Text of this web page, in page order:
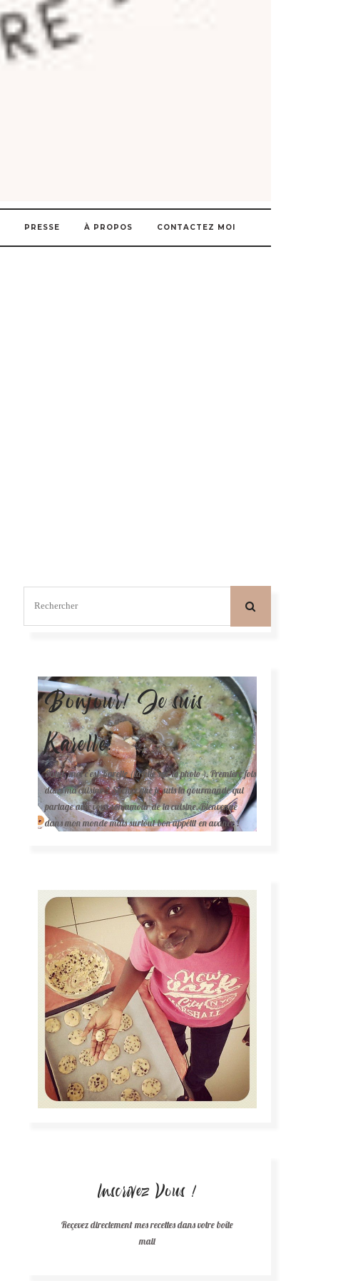
PRESSE À PROPOS CONTACTEZ MOI
Bonjour! Je suis
Karelle.
Salut, moi c'est Karelle (la fille sur la photo ). Première fois
dans ma cuisine ? Sachez que je suis la gourmande qui
partage avec vous son amour de la cuisine. Bienvenue
dans mon monde mais surtout bon appétit en avance !
Inscrivez Vous !
Reçevez directement mes recettes dans votre boîte
mail